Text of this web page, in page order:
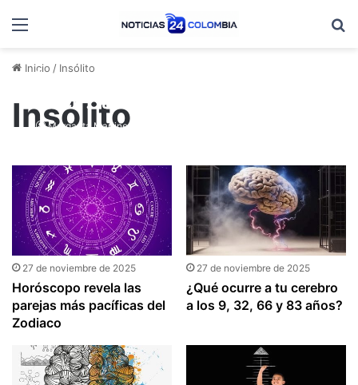
Menú
Inicio / Insólito
Insólito
La verdad que nadie quería
decir: la inteligencia humana
tiene picos y caídas, según
Margarita Martinez
27 de noviembre de 2025
Horóscopo revela las
parejas más pacíficas del
Zodiaco
27 de noviembre de 2025
¿Qué ocurre a tu cerebro
a los 9, 32, 66 y 83 años?